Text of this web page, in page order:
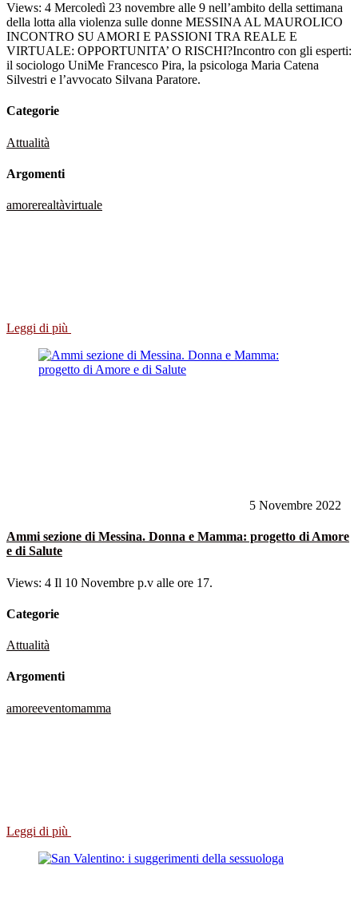
Views: 4 Mercoledì 23 novembre alle 9 nell’ambito della settimana
della lotta alla violenza sulle donne MESSINA AL MAUROLICO
INCONTRO SU AMORI E PASSIONI TRA REALE E
VIRTUALE: OPPORTUNITA’ O RISCHI?Incontro con gli esperti:
il sociologo UniMe Francesco Pira, la psicologa Maria Catena
Silvestri e l’avvocato Silvana Paratore.
Categorie
Attualità
Argomenti
amorerealtàvirtuale
Leggi di più
5 Novembre 2022
Ammi sezione di Messina. Donna e Mamma: progetto di Amore
e di Salute
Views: 4 Il 10 Novembre p.v alle ore 17.
Categorie
Attualità
Argomenti
amoreeventomamma
Leggi di più